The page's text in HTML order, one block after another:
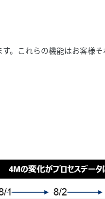
。これらの機能はお客様